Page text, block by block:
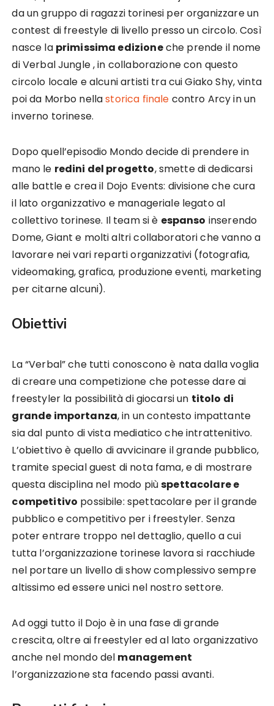
da un gruppo di ragazzi torinesi per organizzare un
contest di freestyle di livello presso un circolo. Così
nasce la primissima edizioneche prende il nome
di Verbal Jungle , in collaborazione con questo
circolo locale e alcuni artisti tra cui Giako Shy, vinta
poi da Morbo nellastorica finale contro Arcy in un
inverno torinese.
Dopo quell’episodio Mondo decide di prendere in
mano le redini del progetto, smette di dedicarsi
alle battle e crea il Dojo Events: divisione che cura
il lato organizzativo e manageriale legato al
collettivo torinese. Il team si è espanso inserendo
Dome, Giant e molti altri collaboratori che vanno a
lavorare nei vari reparti organizzativi (fotografia,
videomaking, grafica, produzione eventi, marketing
per citarne alcuni).
Obiettivi
La “Verbal” che tutti conoscono è nata dalla voglia
di creare una competizione che potesse dare ai
freestyler la possibilità di giocarsi un titolo di
grande importanza, in un contesto impattante
sia dal punto di vista mediatico che intrattenitivo.
L’obiettivo è quello di avvicinare il grande pubblico,
tramite special guest di nota fama, e di mostrare
questa disciplina nel modo piùspettacolare e
competitivo possibile: spettacolare per il grande
pubblico e competitivo per i freestyler. Senza
poter entrare troppo nel dettaglio, quello a cui
tutta l’organizzazione torinese lavora si racchiude
nel portare un livello di show complessivo sempre
altissimo ed essere unici nel nostro settore.
Ad oggi tutto il Dojo è in una fase di grande
crescita, oltre ai freestyler ed al lato organizzativo
anche nel mondo del management
l’organizzazione sta facendo passi avanti.